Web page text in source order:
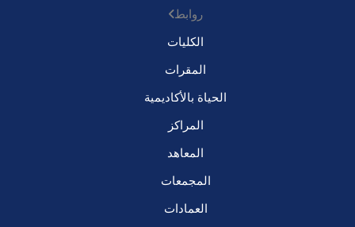
روابط
الكليات
المقرات
الحياة بالأكاديمية
المراكز
المعاهد
المجمعات
العمادات